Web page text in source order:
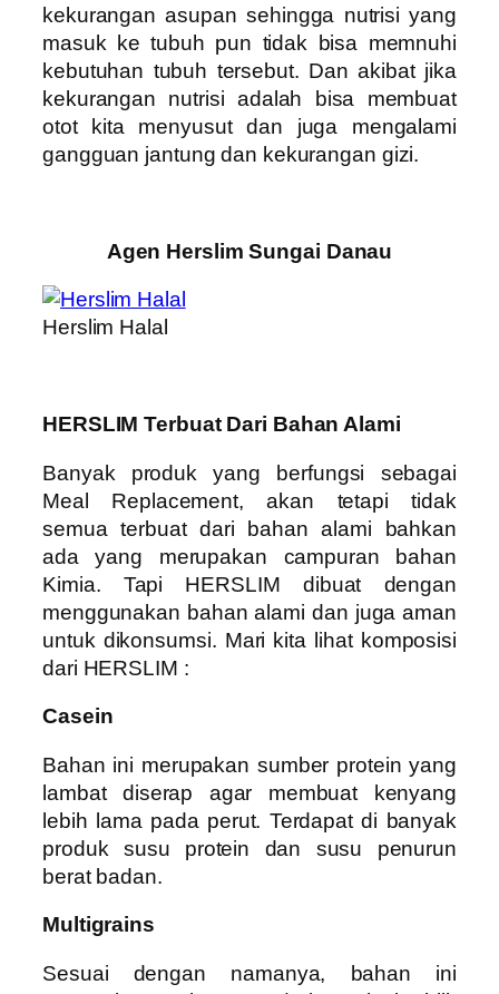
kekurangan asupan sehingga nutrisi yang
masuk ke tubuh pun tidak bisa memnuhi
kebutuhan tubuh tersebut. Dan akibat jika
kekurangan nutrisi adalah bisa membuat
otot kita menyusut dan juga mengalami
gangguan jantung dan kekurangan gizi.
Agen Herslim Sungai Danau
Herslim Halal
HERSLIM Terbuat Dari Bahan Alami
Banyak produk yang berfungsi sebagai
Meal Replacement, akan tetapi tidak
semua terbuat dari bahan alami bahkan
ada yang merupakan campuran bahan
Kimia. Tapi HERSLIM dibuat dengan
menggunakan bahan alami dan juga aman
untuk dikonsumsi. Mari kita lihat komposisi
dari HERSLIM :
Casein
Bahan ini merupakan sumber protein yang
lambat diserap agar membuat kenyang
lebih lama pada perut. Terdapat di banyak
produk susu protein dan susu penurun
berat badan.
Multigrains
Sesuai dengan namanya, bahan ini